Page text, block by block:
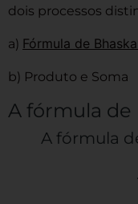
dois processos
a) Fórmula de
b) Produto e Soma
A fórmula de
A fórmula